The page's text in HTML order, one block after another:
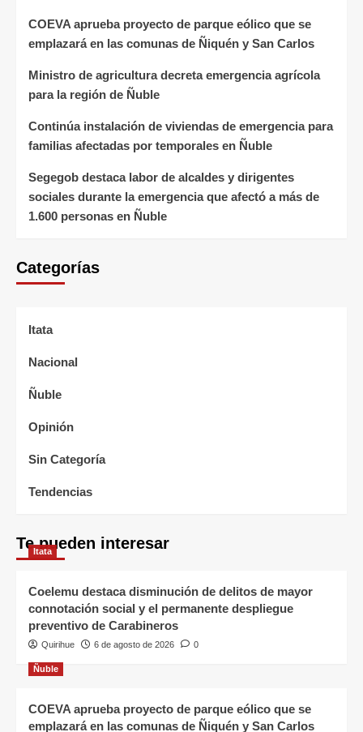
COEVA aprueba proyecto de parque eólico que se
emplazará en las comunas de Ñiquén y San Carlos
Ministro de agricultura decreta emergencia agrícola
para la región de Ñuble
Continúa instalación de viviendas de emergencia para
familias afectadas por temporales en Ñuble
Segegob destaca labor de alcaldes y dirigentes
sociales durante la emergencia que afectó a más de
1.600 personas en Ñuble
Categorías
Itata
Nacional
Ñuble
Opinión
Sin Categoría
Tendencias
Te pueden interesar
Itata
Coelemu destaca disminución de delitos de mayor
connotación social y el permanente despliegue
preventivo de Carabineros
Quirihue 6 de agosto de 2026 0
Ñuble
COEVA aprueba proyecto de parque eólico que se
emplazará en las comunas de Ñiquén y San Carlos